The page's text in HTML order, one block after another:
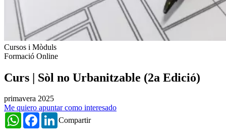
Cursos i Mòduls
Formació Online
Curs | Sòl no Urbanitzable (2a Edició)
primavera 2025
Me quiero apuntar como interesado
Compartir
WhatsAppFacebookLinkedIn